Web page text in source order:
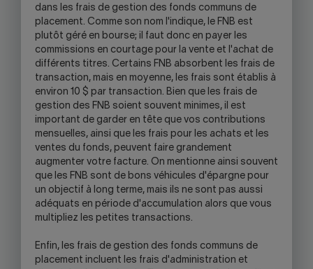
dans les frais de gestion des fonds communs de
placement. Comme son nom l'indique, le FNB est
plutôt géré en bourse; il faut donc en payer les
commissions en courtage pour la vente et l'achat de
différents titres. Certains FNB absorbent les frais de
transaction, mais en moyenne, les frais sont établis à
environ 10 $ par transaction. Bien que les frais de
gestion des FNB soient souvent minimes, il est
important de garder en tête que vos contributions
mensuelles, ainsi que les frais pour les achats et les
ventes du fonds, peuvent faire grandement
augmenter votre facture. On mentionne ainsi souvent
que les FNB sont de bons véhicules d'épargne pour
un objectif à long terme, mais ils ne sont pas aussi
adéquats en période d'accumulation alors que vous
multipliez les petites transactions.
Enfin, les frais de gestion des fonds communs de
placement incluent les frais d'administration et